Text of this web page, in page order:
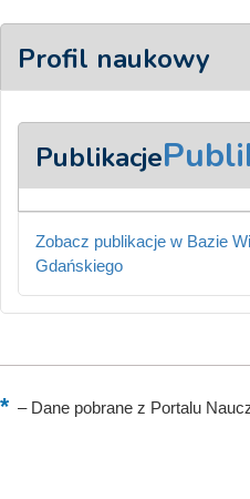
Profil naukowy
Publikacje
Zobacz publikacje w Bazie
Gdańskiego
–Dane pobrane z Portalu